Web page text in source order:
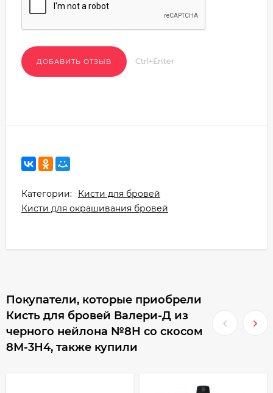
Ctrl+Enter
Категории:
Кисти для бровей
Кисти для окрашивания бровей
Покупатели, которые приобрели
Кисть для бровей Валери-Д из
черного нейлона №8Н со скосом
8М-3Н4, также купили